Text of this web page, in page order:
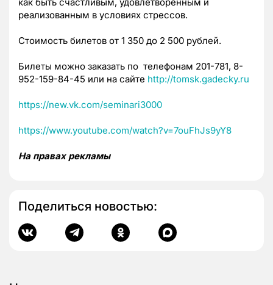
реализованным в условиях стрессов.
Стоимость билетов от 1 350 до 2 500 рублей.
Билеты можно заказать по телефонам 201-781, 8-
952-159-84-45 или на сайте http://tomsk.gadecky.ru
https://new.vk.com/seminari3000
https://www.youtube.com/watch?v=7ouFhJs9yY8
На правах рекламы
Поделиться новостью: